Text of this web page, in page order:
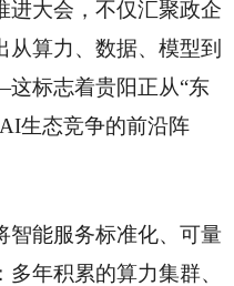
进大会，不仅汇聚政企
算力、数据、模型到
标志着贵阳正从“东
生态竞争的前沿阵
智能服务标准化、可量
年积累的算力集群、